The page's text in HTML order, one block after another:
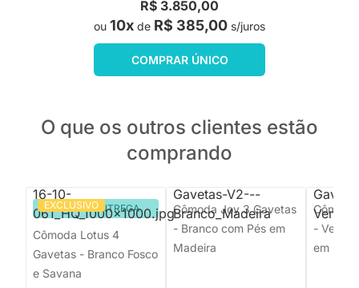
R$ 3.850,00
ou 10x de R$ 385,00 s/juros
COMPRAR ÚNICO
O que os outros clientes estão
comprando
EXCLUSIVO
PRONTA ENTREGA
Cômoda Lotus 4
Gavetas - Branco Fosco
e Savana
Cômoda Joy 3 Gavetas
- Branco com Pés em
Madeira
- Verde
em